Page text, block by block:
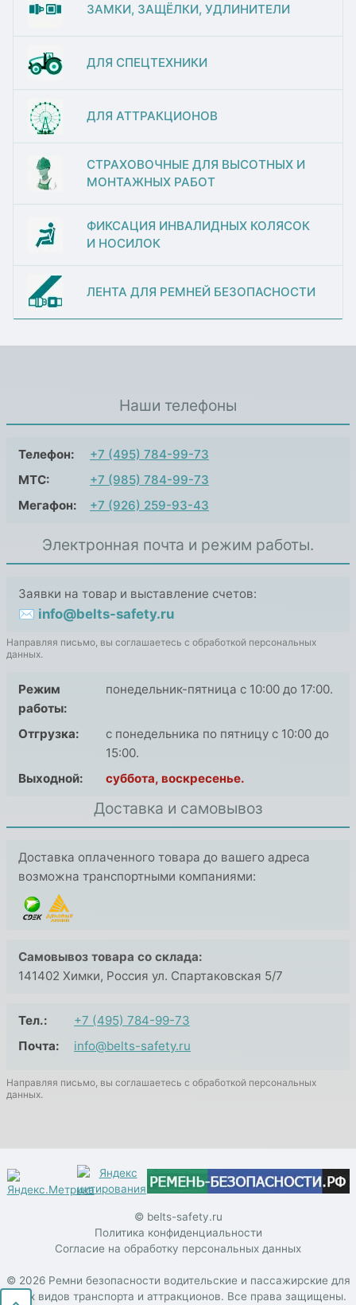
ЗАМКИ, ЗАЩЁЛКИ, УДЛИНИТЕЛИ
ДЛЯ СПЕЦТЕХНИКИ
ДЛЯ АТТРАКЦИОНОВ
СТРАХОВОЧНЫЕ ДЛЯ ВЫСОТНЫХ И
МОНТАЖНЫХ РАБОТ
ФИКСАЦИЯ ИНВАЛИДНЫХ КОЛЯСОК
И НОСИЛОК
ЛЕНТА ДЛЯ РЕМНЕЙ БЕЗОПАСНОСТИ
Наши телефоны
Телефон:
+7 (495) 784-99-73
МТС:
+7 (985) 784-99-73
Мегафон:
+7 (926) 259-93-43
Электронная почта и режим работы.
Заявки на товар и выставление счетов:
✉ info@belts-safety.ru
Направляя письмо, вы соглашаетесь с обработкой персональных
данных.
Режим
работы:
понедельник-пятница с 10:00 до 17:00.
Отгрузка:
с понедельника по пятницу с 10:00 до
15:00.
Выходной:
суббота, воскресенье.
Доставка и самовывоз
Доставка оплаченного товара до вашего адреса
возможна транспортными компаниями:
Самовывоз товара со склада:
141402 Химки, Россия ул. Спартаковская 5/7
Тел.:
+7 (495) 784-99-73
Почта:
info@belts-safety.ru
Направляя письмо, вы соглашаетесь с обработкой персональных
данных.
© belts-safety.ru
Политика конфиденциальности
Согласие на обработку персональных данных
© 2026 Ремни безопасности водительские и пассажирские для
всех видов транспорта и аттракционов. Все права защищены.